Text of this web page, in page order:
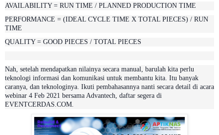
AVAILABILITY = RUN TIME / PLANNED PRODUCTION TIME
PERFORMANCE = (IDEAL CYCLE TIME X TOTAL PIECES) / RUN
TIME
QUALITY = GOOD PIECES / TOTAL PIECES
Nah, setelah mendapatkan nilainya secara manual, barulah kita perlu
teknologi informasi dan komunikasi untuk membantu kita. Itu banyak
caranya, dan teknologinya. Ikuti pembahasannya nanti secara detail di acara
webinar 4 Feb 2021 bersama Advantech, daftar segera di
EVENTCERDAS.COM.